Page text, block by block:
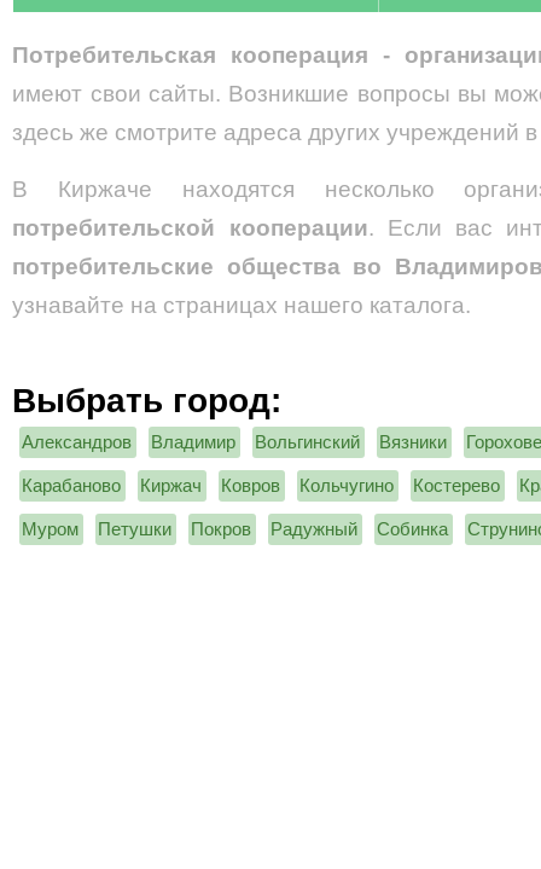
Потребительская кооперация -
имеют свои сайты. Возникшие вопросы вы
здесь же смотрите адреса других учреждений
В Киржаче находятся несколько
потребительской кооперации. Если вас
потребительские общества во
узнавайте на страницах нашего каталога.
Выбрать город:
Александров Владимир Вольгинский Вязники
Карабаново Киржач Ковров Кольчугино Костерево
Муром Петушки Покров Радужный Собинка